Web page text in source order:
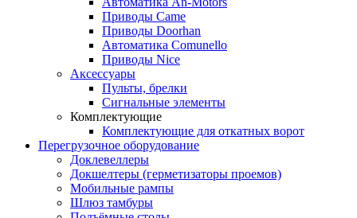
Приводы Came
Приводы Doorhan
Автоматика Comunello
Приводы Nice
Аксессуары
Пульты, брелки
Сигнальные элементы
Комплектующие
Комплектующие для откатных ворот
Перегрузочное оборудование
Доклевеллеры
Докшелтеры (герметизаторы проемов)
Мобильные рампы
Шлюз тамбуры